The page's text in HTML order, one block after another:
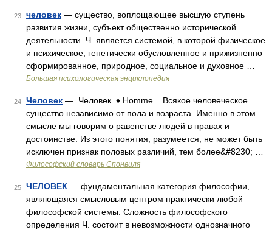
23 человек — существо, воплощающее высшую ступень
развития жизни, субъект общественно исторической
деятельности. Ч. является системой, в которой физическое
и психическое, генетически обусловленное и прижизненно
сформированное, природное, социальное и духовное …
Большая психологическая энциклопедия
24 Человек — Человек ♦ Homme Всякое человеческое
существо независимо от пола и возраста. Именно в этом
смысле мы говорим о равенстве людей в правах и
достоинстве. Из этого понятия, разумеется, не может быть
исключен признак половых различий, тем более&#8230; …
Философский словарь Спонвиля
25 ЧЕЛОВЕК — фундаментальная категория философии,
являющаяся смысловым центром практически любой
философской системы. Сложность философского
определения Ч. состоит в невозможности однозначного